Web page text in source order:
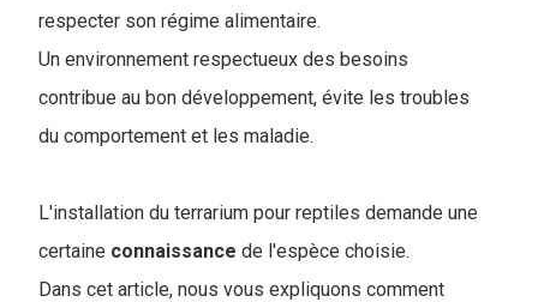
respecter son régime alimentaire.
Un environnement respectueux des besoins
contribue au bon développement, évite les troubles
du comportement et les maladie.
L'installation du terrarium pour reptiles demande une
certaine connaissance de l'espèce choisie.
Dans cet article, nous vous expliquons comment